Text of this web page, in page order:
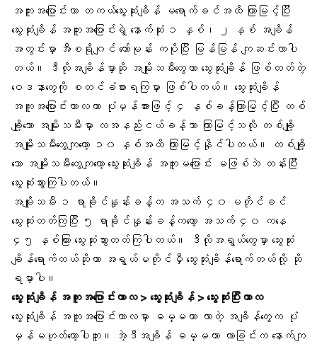
အကူးအပြောင်းဟာ တကယ်သွေးဆုံးချိန် မရောက်ခင်အထိ ကြာမြင့်ပြီး
သွေးဆုံးချိန် အကူးအပြောင်းရဲ့ နောက်ဆုံး ၁ နှစ်၊ ၂ နှစ် အချိန်
အတွင်းမှာ အီစရိုဂျင် ဟော်မုန်း ကပိုပြီး မြန်မြန် ကျဆင်းလာပါ
တယ်။ ဒီလိုအချိန်မှာဆို အမျိုးသမီးတွေဟာ သွေးဆုံးချိန် ဖြစ်တတ်တဲ့
ဝေဒနာတွေကို စတင်ခံစားရကြမှာ ဖြစ်ပါတယ်။ သွေးဆုံးချိန်
အကူးအပြောင်းကာလဟာ ပုံမှန်အားဖြင့် ၄ နှစ်ခန့်ကြာမြင့်ပြီး တစ်
ချို့သော အမျိုးသမီးမှာ လအနည်းငယ်ခန့်သာ ကြာမြင့်သလို တစ်ချို့
အမျိုးသမီးတွေကျတော့ ၁၀ နှစ်အထိ ကြာမြင့်နိုင်ပါတယ်။ တစ်ချို့
သော အမျိုးသမီးတွေကျတော့ သွေးဆုံးချိန် အကူးမပြောင်း မဖြစ်ဘဲ တန်းပြီး
သွေးဆုံးသွားကြပါတယ်။
အမျိုးသမီး ၁ ရာခိုင်နှုန်းခန့်က အသက် ၄၀ မတိုင်ခင်
သွေးဆုံးတတ်ကြပြီး ၅ ရာခိုင်နှုန်းခန့်ကတော့ အသက် ၄၀ ကနေ
၄၅ နှစ်ကြား သွေးဆုံးသွားတတ်ကြပါတယ်။ ဒီလိုအရွယ်တွေမှာ သွေးဆုံး
ချိန်ရောက်တယ်ဆိုတာ အရွယ်မတိုင်မှီ သွေးဆုံးချိန်ရောက်တယ်လို့ ဆို
ရမှာပါ။
သွေးဆုံးချိန် အကူးအပြောင်းကာလ > သွေးဆုံးချိန် > သွေးဆုံးပြီးကာလ
သွေးဆုံးချိန် အကူးအပြောင်းကာလမှာ ဓမ္မတာ လာတဲ့ အချိန်တွေက ပုံ
မှန်မဟုတ်တော့ပါဘူး။ အဲ့ဒီအချိန် ဓမ္မတာ လာခြင်းက နောက်ကျ